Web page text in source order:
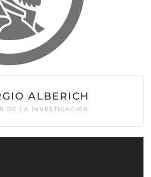
ALBERICH
DE LA INVESTIGACIÓN